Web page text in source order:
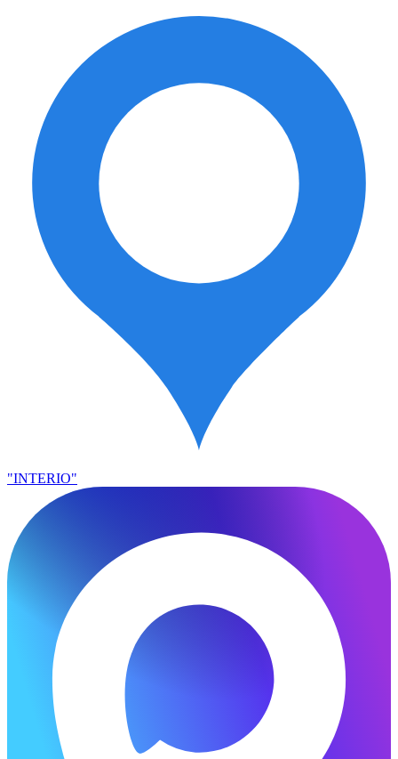
"INTERIO"